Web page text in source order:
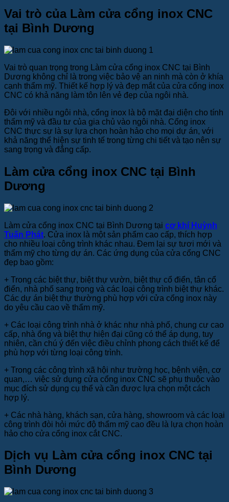
Vai trò của Làm cửa cổng inox CNC
tại Bình Dương
Vai trò quan trọng trong Làm cửa cổng inox CNC tại Bình
Dương không chỉ là trong việc bảo vệ an ninh mà còn ở khía
cạnh thẩm mỹ. Thiết kế hợp lý và đẹp mắt của cửa cổng inox
CNC có khả năng làm tôn lên vẻ đẹp của ngôi nhà.
Đôi với nhiều ngôi nhà, cổng inox là bộ mặt đại diện cho tính
thẩm mỹ và đầu tư của gia chủ vào ngôi nhà. Cổng inox
CNC thực sự là sự lựa chọn hoàn hảo cho mọi dự án, với
khả năng thể hiện sự tinh tế trong từng chi tiết và tạo nên sự
sang trọng và đẳng cấp.
Làm cửa cổng inox CNC tại Bình
Dương
Làm cửa cổng inox CNC tại Bình Dương tại cơ khí Huỳnh
Tuấn Phát. Cửa inox là một sản phẩm cao cấp, thích hợp
cho nhiều loại công trình khác nhau. Đem lại sự tươi mới và
thẩm mỹ cho từng dự án. Các ứng dụng của cửa cổng CNC
đẹp bao gồm:
+ Trong các biệt thự, biệt thự vườn, biệt thự cổ điển, tân cổ
điển, nhà phố sang trọng và các loại công trình biệt thự khác.
Các dự án biệt thự thường phù hợp với cửa cổng inox này
do yêu cầu cao về thẩm mỹ.
+ Các loại công trình nhà ở khác như nhà phố, chung cư cao
cấp, nhà ống và biệt thự hiện đại cũng có thể áp dụng, tuy
nhiên, cần chú ý đến việc điều chỉnh phong cách thiết kế để
phù hợp với từng loại công trình.
+ Trong các công trình xã hội như trường học, bệnh viện, cơ
quan,… việc sử dụng cửa cổng inox CNC sẽ phụ thuộc vào
mục đích sử dụng cụ thể và cần được lựa chọn một cách
hợp lý.
+ Các nhà hàng, khách sạn, cửa hàng, showroom và các loại
công trình đòi hỏi mức độ thẩm mỹ cao đều là lựa chọn hoàn
hảo cho cửa cổng inox cắt CNC.
Dịch vụ Làm cửa cổng inox CNC tại
Bình Dương